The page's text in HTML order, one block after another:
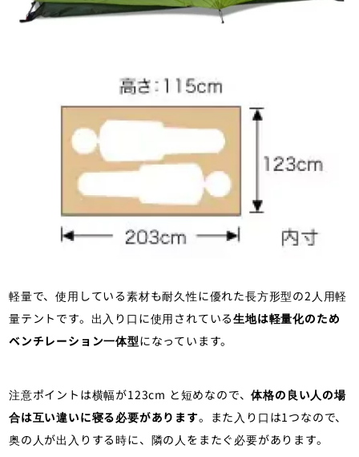
軽量で、使用している素材も耐久性に優れた長方形型の2人用軽
量テントです。出入り口に使用されている生地は軽量化のため
ベンチレーション一体型になっています。
注意ポイントは横幅が123cm と短めなので、体格の良い人の場
合は互い違いに寝る必要があります。また入り口は1つなので、
奥の人が出入りする時に、隣の人をまたぐ必要があります。